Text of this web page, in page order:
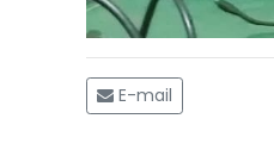
E-mail